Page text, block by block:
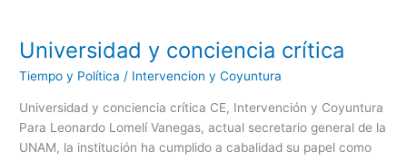
Universidad y conciencia crítica
Tiempo y Política / Intervencion y Coyuntura
Universidad y conciencia crítica CE, Intervención y Coyuntura
Para Leonardo Lomelí Vanegas, actual secretario general de la
UNAM, la institución ha cumplido a cabalidad su papel como
Universidad
conciencia
crítica